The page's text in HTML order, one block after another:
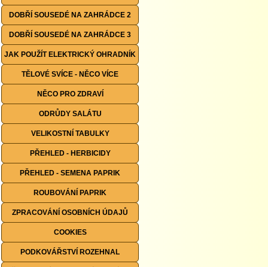
DOBŘÍ SOUSEDÉ NA ZAHRÁDCE 2
DOBŘÍ SOUSEDÉ NA ZAHRÁDCE 3
JAK POUŽÍT ELEKTRICKÝ OHRADNÍK
TĚLOVÉ SVÍCE - NĚCO VÍCE
NĚCO PRO ZDRAVÍ
ODRŮDY SALÁTU
VELIKOSTNÍ TABULKY
PŘEHLED - HERBICIDY
PŘEHLED - SEMENA PAPRIK
ROUBOVÁNÍ PAPRIK
ZPRACOVÁNÍ OSOBNÍCH ÚDAJŮ
COOKIES
PODKOVÁŘSTVÍ ROZEHNAL